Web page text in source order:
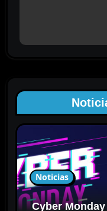
d
e
n
t
r
a
d
Noticias
Cyber